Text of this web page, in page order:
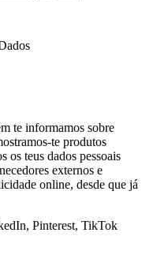
te informamos sobre
te produtos
os teus dados pessoais
externos e
online, desde que já
Pinterest, TikTok